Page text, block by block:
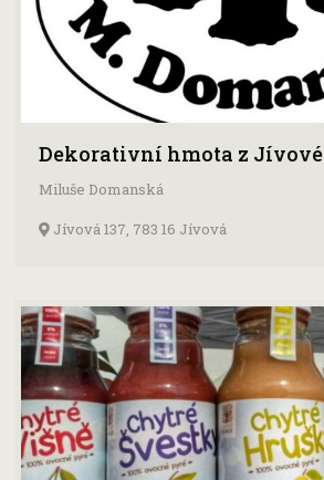
Dekorativní hmota z Jívové
Miluše Domanská
Jívová 137, 783 16 Jívová